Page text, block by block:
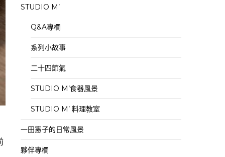
STUDIO M’
Q&A專欄
系列小故事
二十四節氣
STUDIO M’食器風景
STUDIO M’ 料理教室
一田憲子的日常風景
夥伴專欄